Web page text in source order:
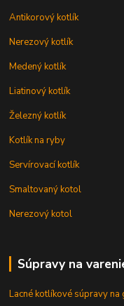
Antikorový kotlík
Nerezový kotlík
Medený kotlík
Liatinový kotlík
Železný kotlík
Kotlík na ryby
Servírovací kotlík
Smaltovaný kotol
Nerezový kotol
Súpravy na
Lacné kotlíkové súpravy na